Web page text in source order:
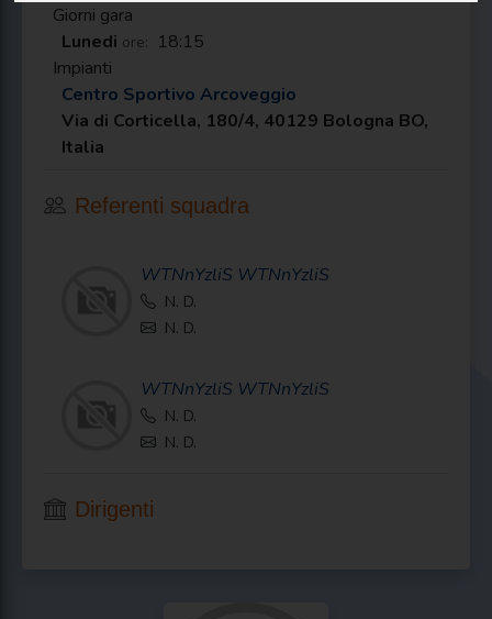
Giorni gara
Lunedi ore: 18:15
Impianti
Centro Sportivo Arcoveggio
Via di Corticella, 180/4, 40129 Bologna BO,
Italia
Referenti squadra
WTNnYzliS WTNnYzliS
N. D.
N. D.
WTNnYzliS WTNnYzliS
N. D.
N. D.
Dirigenti